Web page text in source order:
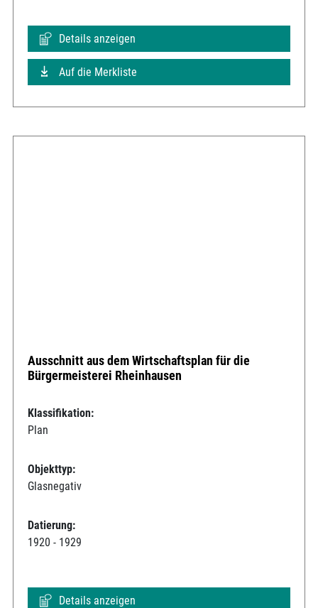
Details anzeigen
Auf die Merkliste
Ausschnitt aus dem Wirtschaftsplan für die
Bürgermeisterei Rheinhausen
Klassifikation:
Plan
Objekttyp:
Glasnegativ
Datierung:
1920 - 1929
Details anzeigen